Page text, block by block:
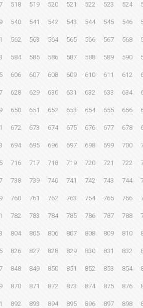
518 519 520 521 522 523 524
540 541 542 543 544 545 546
562 563 564 565 566 567 568
584 585 586 587 588 589 590
606 607 608 609 610 611 612
628 629 630 631 632 633 634
650 651 652 653 654 655 656
672 673 674 675 676 677 678
694 695 696 697 698 699 700
716 717 718 719 720 721 722
738 739 740 741 742 743 744
760 761 762 763 764 765 766
782 783 784 785 786 787 788
804 805 806 807 808 809 810
826 827 828 829 830 831 832
848 849 850 851 852 853 854
870 871 872 873 874 875 876
892 893 894 895 896 897 898